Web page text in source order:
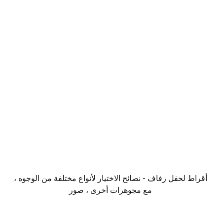
أقراط لحفل زفاف - نصائح الاختيار لأنواع مختلفة من الوجوه ،
مع مجوهرات أخرى ، صور